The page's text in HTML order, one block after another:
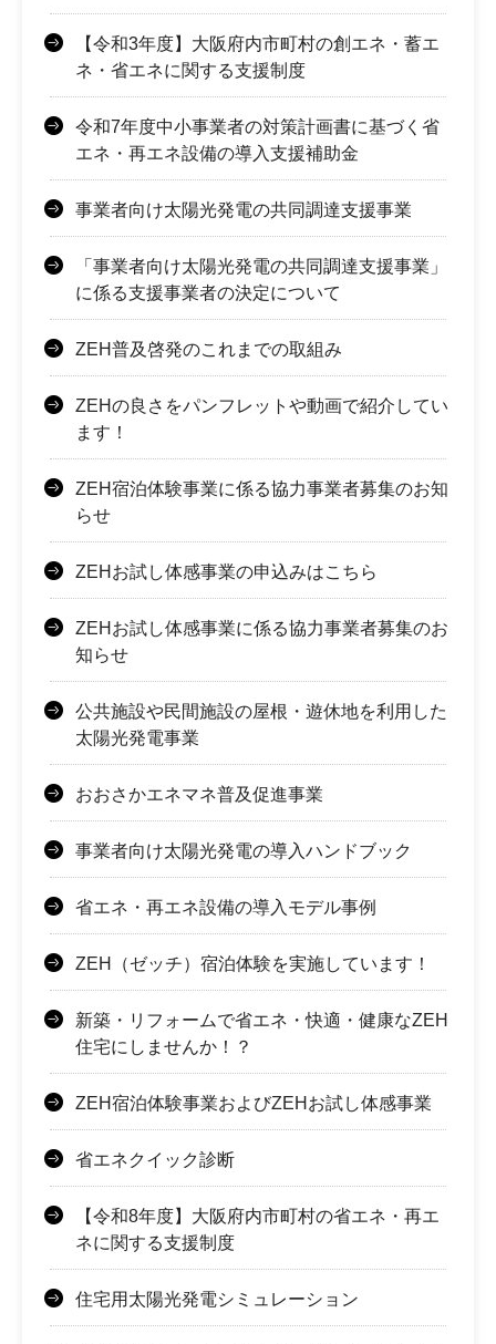
【令和3年度】大阪府内市町村の創エネ・蓄エ
ネ・省エネに関する支援制度
令和7年度中小事業者の対策計画書に基づく省
エネ・再エネ設備の導入支援補助金
事業者向け太陽光発電の共同調達支援事業
「事業者向け太陽光発電の共同調達支援事業」
に係る支援事業者の決定について
ZEH普及啓発のこれまでの取組み
ZEHの良さをパンフレットや動画で紹介してい
ます！
ZEH宿泊体験事業に係る協力事業者募集のお知
らせ
ZEHお試し体感事業の申込みはこちら
ZEHお試し体感事業に係る協力事業者募集のお
知らせ
公共施設や民間施設の屋根・遊休地を利用した
太陽光発電事業
おおさかエネマネ普及促進事業
事業者向け太陽光発電の導入ハンドブック
省エネ・再エネ設備の導入モデル事例
ZEH（ゼッチ）宿泊体験を実施しています！
新築・リフォームで省エネ・快適・健康なZEH
住宅にしませんか！？
ZEH宿泊体験事業およびZEHお試し体感事業
省エネクイック診断
【令和8年度】大阪府内市町村の省エネ・再エ
ネに関する支援制度
住宅用太陽光発電シミュレーション